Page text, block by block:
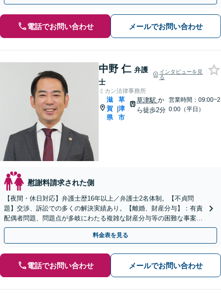
電話でお問い合わせ メールでお問い合わせ
中野 仁 弁護
士
インタビューを見
る
ミカン法律事務所
滋
賀
県
|
草
津
市
草津駅 か
ら徒歩2分
営業時間：09:00~2
0:00（平日）
慰謝料請求された側
【夜間・休日対応】弁護士歴16年以上／弁護士2名体制。【不貞問
題】交渉、訴訟での多くの解決実績あり。【離婚、財産分与】：有責
配偶者問題、問題点が多岐にわたる複雑な財産分与等の困難な事案も
解決実績あり【JR草津駅2分】
料金表を見る
電話でお問い合わせ メールでお問い合わせ